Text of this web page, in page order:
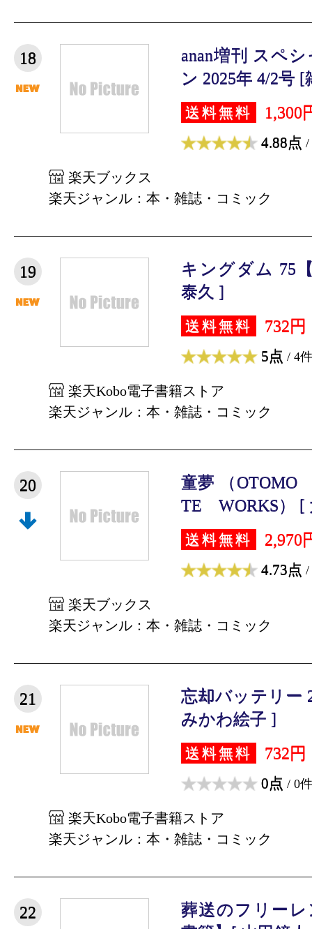
18
anan増刊 スペ
ン 2025年 4/2号 [
送料無料 1,300
4.88点 /
楽天ブックス
楽天ジャンル：本・雑誌・コミック
19
キングダム 75
泰久 ]
送料無料 732円
5点 / 4件
楽天Kobo電子書籍ストア
楽天ジャンル：本・雑誌・コミック
20
童夢 （
TE WORKS） [
送料無料 2,970
4.73点 /
楽天ブックス
楽天ジャンル：本・雑誌・コミック
21
忘却バッテリー
みかわ絵子 ]
送料無料 732円
0点 / 0件
楽天Kobo電子書籍ストア
楽天ジャンル：本・雑誌・コミック
22
葬送のフリーレ